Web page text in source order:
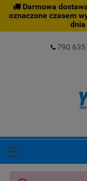
Darmowa
oznaczone czasem
dnia
790 635